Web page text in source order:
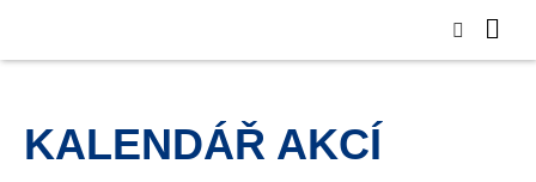
KALENDÁŘ AKCÍ